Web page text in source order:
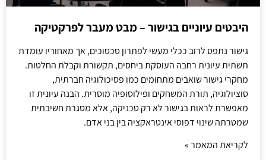
היבטים עיוניים בגישור – מבט מעבר לפרקטיקה
גישור נתפס לרוב ככלי מעשי לפתרון סכסוכים, אך מאחוריו עומדת
תשתית עיונית רחבה העוסקת ביחסים, תקשורת וקבלת החלטות.
מחקרי גישור שואבים מתחומים כמו פסיכולוגיה חברתית,
סוציולוגיה, תורת המשחקים ופילוסופיה מוסרית. הבנה עיונית זו
מאפשרת לראות בגישור לא רק טכניקה, אלא מסגרת חשיבתית
שמטרתה שינוי דפוסי אינטראקציה בין בני אדם.
לקריאת המאמר »